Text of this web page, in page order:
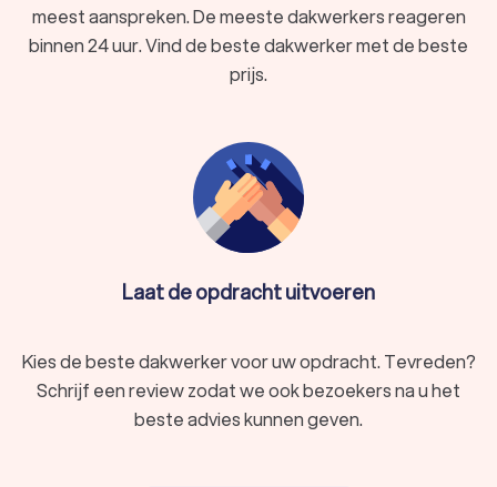
meest aanspreken. De meeste dakwerkers reageren
binnen 24 uur. Vind de beste dakwerker met de beste
prijs.
Laat de opdracht uitvoeren
Kies de beste dakwerker voor uw opdracht. Tevreden?
Schrijf een review zodat we ook bezoekers na u het
beste advies kunnen geven.